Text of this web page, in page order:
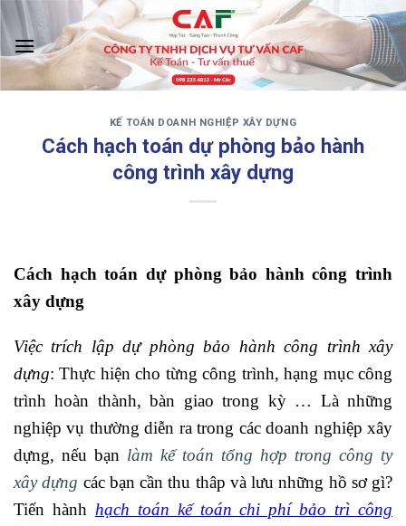
Skip
to
content
‹ ›
KẾ TOÁN DOANH NGHIỆP XÂY DỰNG
Cách hạch toán dự phòng bảo hành
công trình xây dựng
Cách hạch toán dự phòng bảo hành công trình
xây dựng
Việc trích lập dự phòng bảo hành công trình xây
dựng: Thực hiện cho từng công trình, hạng mục công
trình hoàn thành, bàn giao trong kỳ … Là những
nghiệp vụ thường diễn ra trong các doanh nghiệp xây
dựng, nếu bạn làm kế toán tổng hợp trong công ty
xây dựng các bạn cần thu thâp và lưu những hồ sơ gì?
Tiến hành hạch toán kế toán chi phí bảo trì công